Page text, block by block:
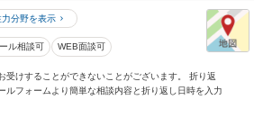
力分野を表示
ール相談可 WEB面談可
受けすることができないことがございます。 折り返
ルフォームより簡単な相談内容と折り返し日時を入力